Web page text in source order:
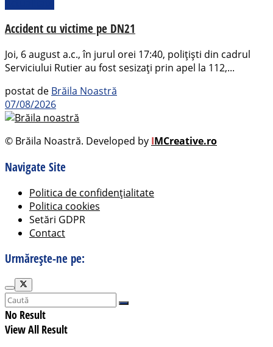
Accident cu victime pe DN21
Joi, 6 august a.c., în jurul orei 17:40, polițiști din cadrul
Serviciului Rutier au fost sesizați prin apel la 112,...
postat de Brăila Noastră
07/08/2026
© Brăila Noastră. Developed by IMCreative.ro
Navigate Site
Politica de confidențialitate
Politica cookies
Setări GDPR
Contact
Urmărește-ne pe:
No Result
View All Result